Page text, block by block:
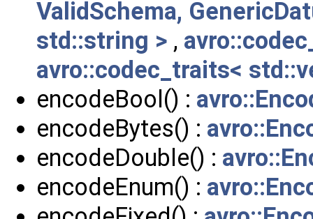
ValidSchema,
std::string > ,
avro::codec_traits<
encodeBool() :
encodeBytes() :
encodeDouble() :
encodeEnum() :